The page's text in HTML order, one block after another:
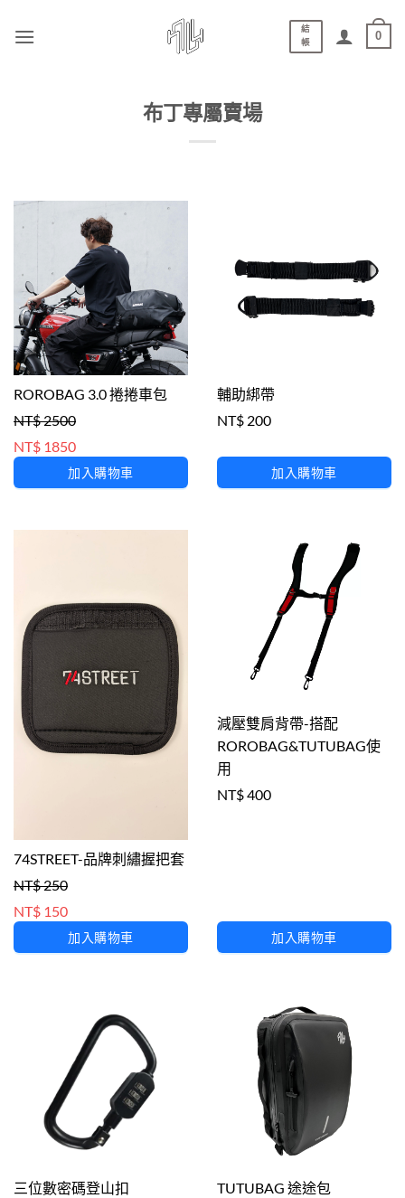
結
帳
0
布丁專屬賣場
ROROBAG 3.0 捲捲車包
NT$ 2500
NT$ 1850
加入購物車
輔助綁帶
NT$ 200
加入購物車
74STREET-品牌刺繡握把套
NT$ 250
NT$ 150
加入購物車
減壓雙肩背帶-搭配
ROROBAG&TUTUBAG使
用
NT$ 400
加入購物車
三位數密碼登山扣
TUTUBAG 途途包